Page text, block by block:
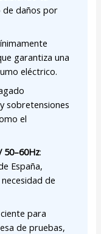
de daños por
garantiza una
eléctrico.
sobretensiones
el
50–60Hz:
España,
de
para
de pruebas,